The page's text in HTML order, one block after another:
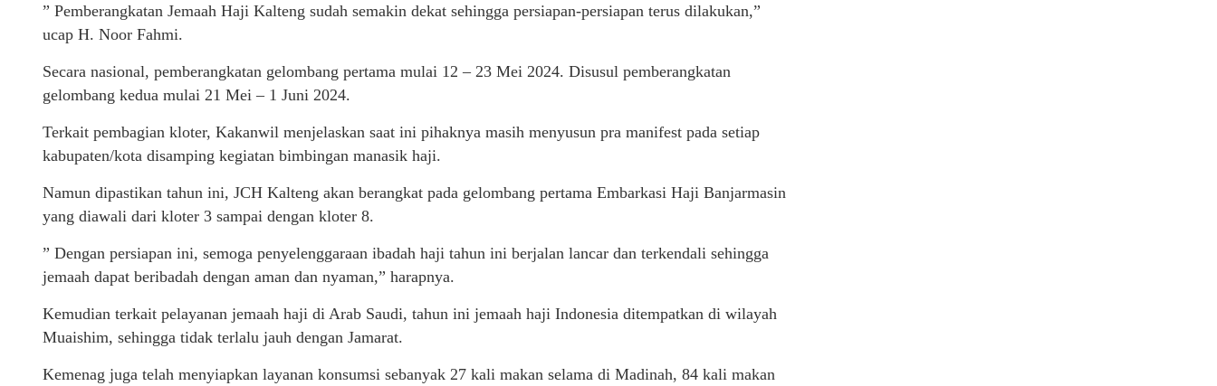
” Pemberangkatan Jemaah Haji Kalteng sudah semakin dekat sehingga persiapan-persiapan terus dilakukan,”
ucap H. Noor Fahmi.
Secara nasional, pemberangkatan gelombang pertama mulai 12 – 23 Mei 2024. Disusul pemberangkatan
gelombang kedua mulai 21 Mei – 1 Juni 2024.
Terkait pembagian kloter, Kakanwil menjelaskan saat ini pihaknya masih menyusun pra manifest pada setiap
kabupaten/kota disamping kegiatan bimbingan manasik haji.
Namun dipastikan tahun ini, JCH Kalteng akan berangkat pada gelombang pertama Embarkasi Haji Banjarmasin
yang diawali dari kloter 3 sampai dengan kloter 8.
” Dengan persiapan ini, semoga penyelenggaraan ibadah haji tahun ini berjalan lancar dan terkendali sehingga
jemaah dapat beribadah dengan aman dan nyaman,” harapnya.
Kemudian terkait pelayanan jemaah haji di Arab Saudi, tahun ini jemaah haji Indonesia ditempatkan di wilayah
Muaishim, sehingga tidak terlalu jauh dengan Jamarat.
Kemenag juga telah menyiapkan layanan konsumsi sebanyak 27 kali makan selama di Madinah, 84 kali makan